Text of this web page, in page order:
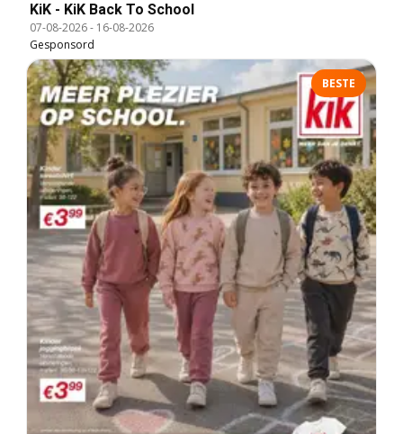
KiK - KiK Back To School
07-08-2026- 16-08-2026
Gesponsord
BESTE